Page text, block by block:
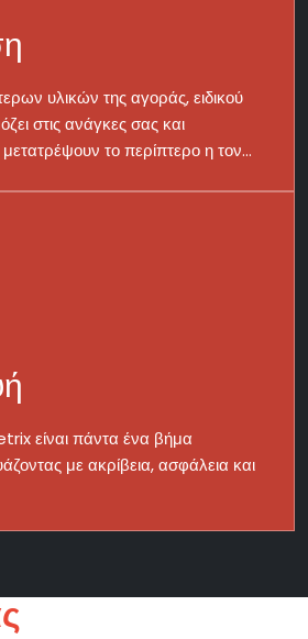
υλικών της αγοράς, ειδικού
στις ανάγκες σας και
το περίπτερο η τον
είναι πάντα ένα βήμα
με ακρίβεια, ασφάλεια και